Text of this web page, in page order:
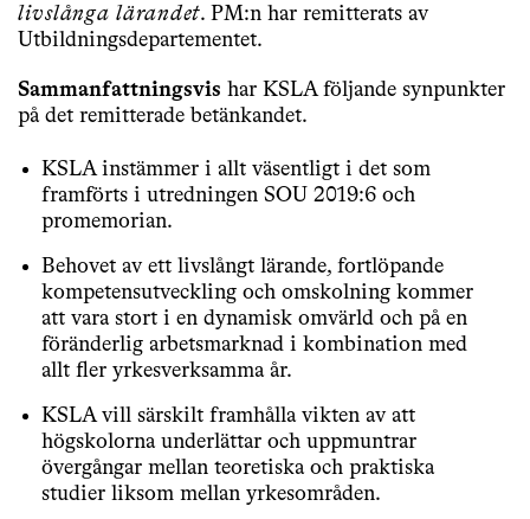
livslånga lärandet. PM:n har remitterats av
Utbildningsdepartementet.
Sammanfattningsvis har KSLA följande synpunkter
på det remitterade betänkandet.
KSLA instämmer i allt väsentligt i det som
framförts i utredningen SOU 2019:6 och
promemorian.
Behovet av ett livslångt lärande, fortlöpande
kompetensutveckling och omskolning kommer
att vara stort i en dynamisk omvärld och på en
föränderlig arbetsmarknad i kombination med
allt fler yrkesverksamma år.
KSLA vill särskilt framhålla vikten av att
högskolorna underlättar och uppmuntrar
övergångar mellan teoretiska och praktiska
studier liksom mellan yrkesområden.